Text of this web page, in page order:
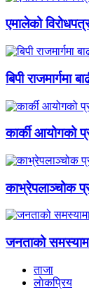
एमालेको
बिपी राजमार्गमा
कार्की आयोगको
काभ्रेपलाञ्चोक
जनताको
ताजा
लाेकप्रिय